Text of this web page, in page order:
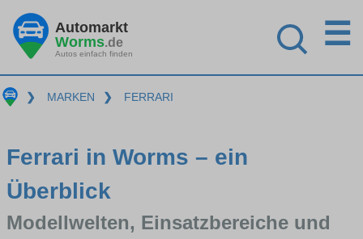
Automarkt
Worms.de
Autos einfach finden
☰
❯ MARKEN ❯ FERRARI
Ferrari in Worms – ein
Überblick
Modellwelten, Einsatzbereiche und